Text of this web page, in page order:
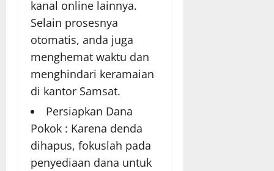
kanal online lainnya.
Selain prosesnya
otomatis, anda juga
menghemat waktu dan
menghindari keramaian
di kantor Samsat.
Persiapkan Dana
Pokok : Karena denda
dihapus, fokuslah pada
penyediaan dana untuk